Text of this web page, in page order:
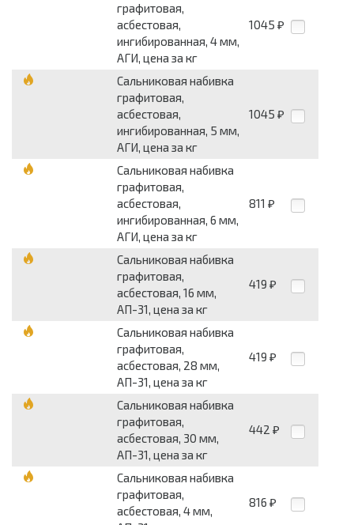
графитовая,
асбестовая,
ингибированная, 4 мм,
АГИ, цена за кг
1045 ₽
Сальниковая набивка
графитовая,
асбестовая,
ингибированная, 5 мм,
АГИ, цена за кг
1045 ₽
Сальниковая набивка
графитовая,
асбестовая,
ингибированная, 6 мм,
АГИ, цена за кг
811 ₽
Сальниковая набивка
графитовая,
асбестовая, 16 мм,
АП-31, цена за кг
419 ₽
Сальниковая набивка
графитовая,
асбестовая, 28 мм,
АП-31, цена за кг
419 ₽
Сальниковая набивка
графитовая,
асбестовая, 30 мм,
АП-31, цена за кг
442 ₽
Сальниковая набивка
графитовая,
асбестовая, 4 мм,
816 ₽